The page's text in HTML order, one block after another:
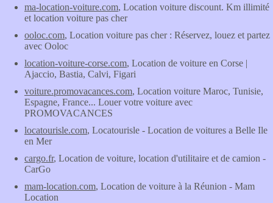
ma-location-voiture.com, Location voiture discount. Km illimité
et location voiture pas cher
ooloc.com, Location voiture pas cher : Réservez, louez et partez
avec Ooloc
location-voiture-corse.com, Location de voiture en Corse |
Ajaccio, Bastia, Calvi, Figari
voiture.promovacances.com, Location voiture Maroc, Tunisie,
Espagne, France... Louer votre voiture avec
PROMOVACANCES
locatourisle.com, Locatourisle - Location de voitures a Belle Ile
en Mer
cargo.fr, Location de voiture, location d'utilitaire et de camion -
CarGo
mam-location.com, Location de voiture à la Réunion - Mam
Location